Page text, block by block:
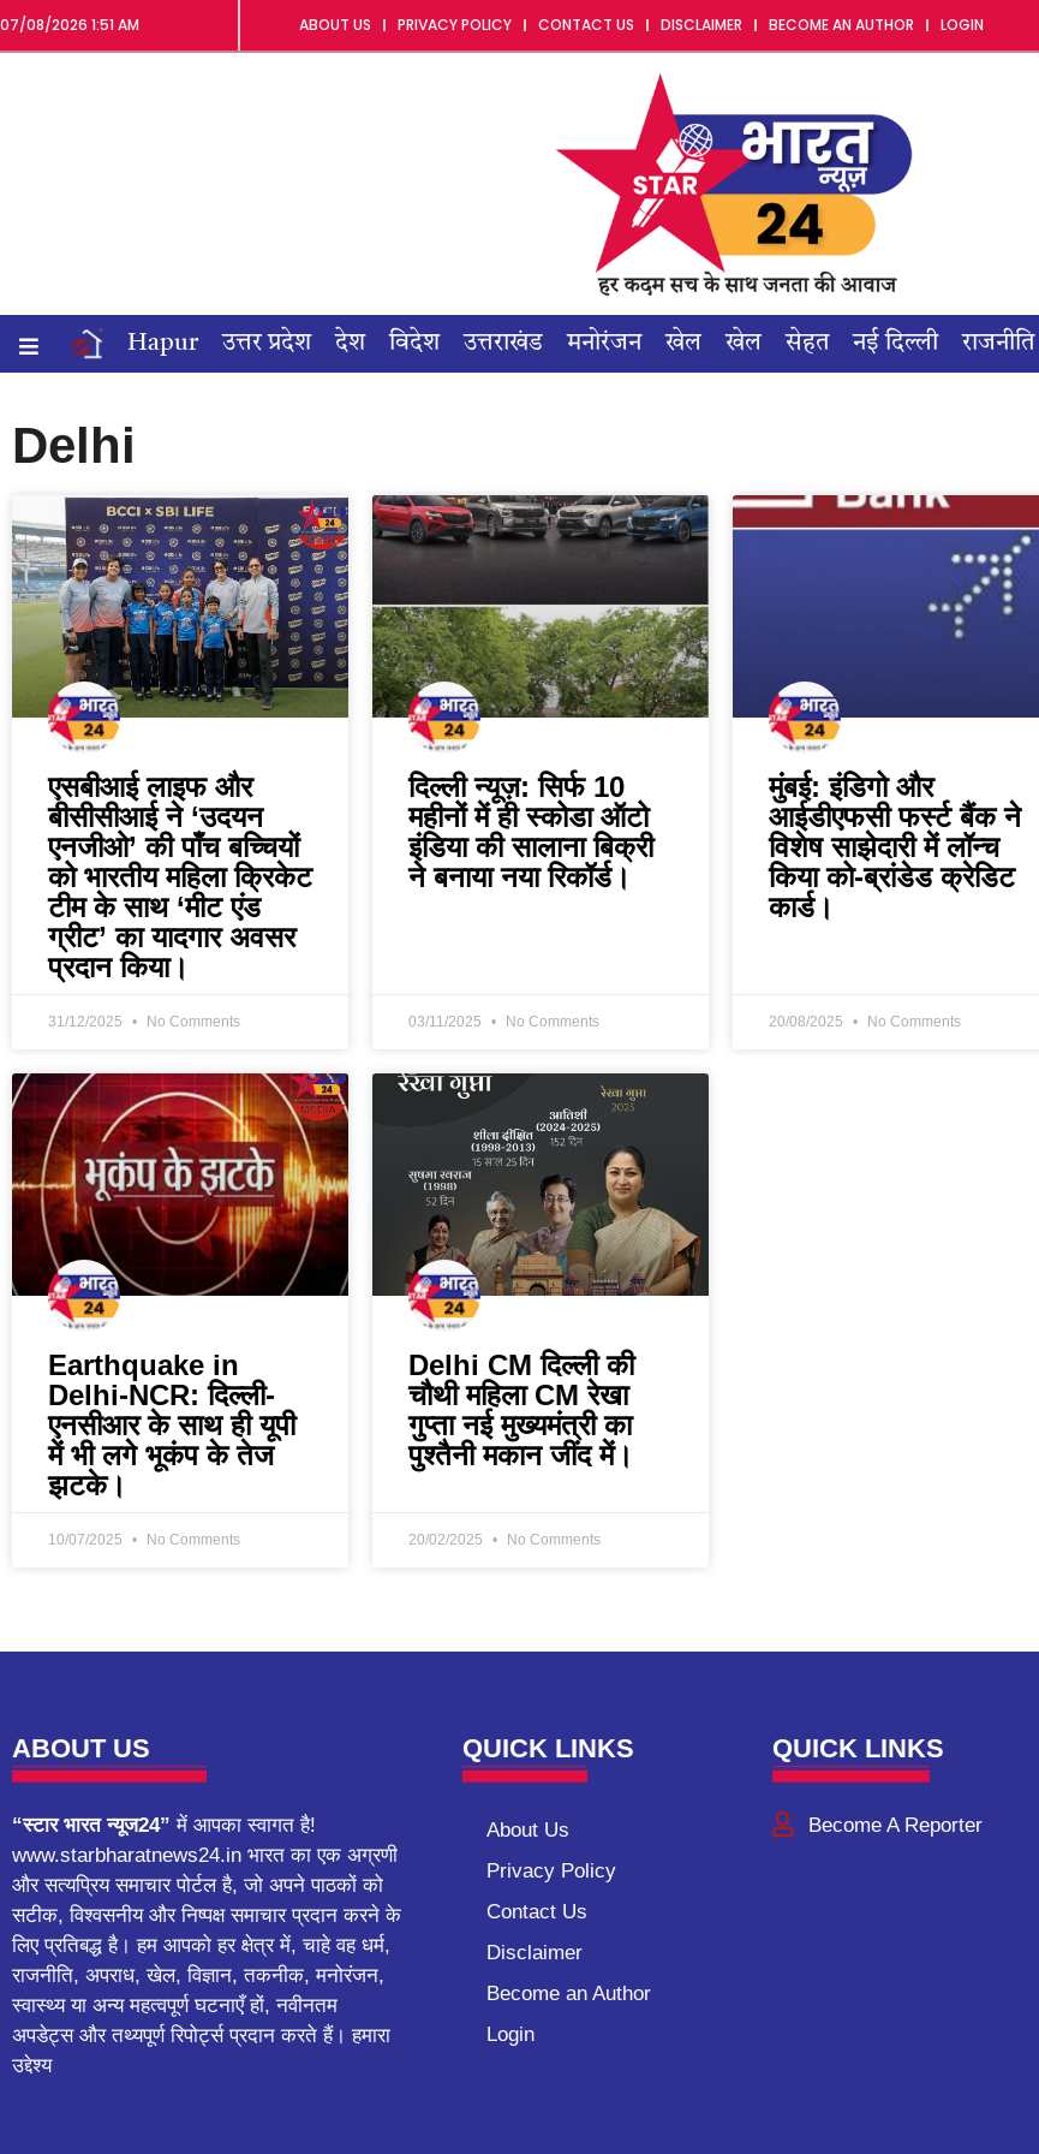
07/08/2026 1:51 AM ABOUT US PRIVACY POLICY CONTACT US DISCLAIMER BECOME AN AUTHOR LOGIN
Hapur उत्तर प्रदेश देश विदेश उत्तराखंड मनोरंजन खेल खेल सेहत नई दिल्ली राजनीति
Delhi
एसबीआई लाइफ और
बीसीसीआई ने ‘उदयन
एनजीओ’ की पाँच बच्चियों
को भारतीय महिला क्रिकेट
टीम के साथ ‘मीट एंड
ग्रीट’ का यादगार अवसर
प्रदान किया।
31/12/2025 No Comments
दिल्ली न्यूज़: सिर्फ 10
महीनों में ही स्‍कोडा ऑटो
इंडिया की सालाना बिक्री
ने बनाया नया रिकॉर्ड।
03/11/2025 No Comments
मुंबई: इंडिगो और
आईडीएफसी फर्स्ट बैंक ने
विशेष साझेदारी में लॉन्च
किया को-ब्रांडेड क्रेडिट
कार्ड।
20/08/2025 No Comments
Earthquake in
Delhi-NCR: दिल्ली-
एनसीआर के साथ ही यूपी
में भी लगे भूकंप के तेज
झटके।
10/07/2025 No Comments
Delhi CM दिल्ली की
चौथी महिला CM रेखा
गुप्ता नई मुख्यमंत्री का
पुश्तैनी मकान जींद में।
20/02/2025 No Comments
ABOUT US
“स्टार भारत न्यूज24” में आपका स्वागत है!
www.starbharatnews24.in भारत का एक अग्रणी
और सत्यप्रिय समाचार पोर्टल है, जो अपने पाठकों को
सटीक, विश्वसनीय और निष्पक्ष समाचार प्रदान करने के
लिए प्रतिबद्ध है। हम आपको हर क्षेत्र में, चाहे वह धर्म,
राजनीति, अपराध, खेल, विज्ञान, तकनीक, मनोरंजन,
स्वास्थ्य या अन्य महत्वपूर्ण घटनाएँ हों, नवीनतम
अपडेट्स और तथ्यपूर्ण रिपोर्ट्स प्रदान करते हैं। हमारा
उद्देश्य
QUICK LINKS
About Us
Privacy Policy
Contact Us
Disclaimer
Become an Author
Login
QUICK LINKS
Become A Reporter